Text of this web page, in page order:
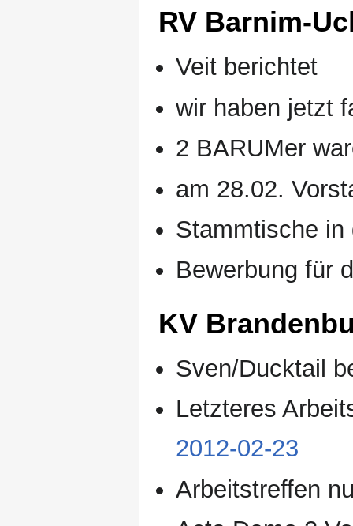
RV Barnim-
Veit berichtet
wir haben jetzt
2 BARUMer
am 28.02.
Stammtische in
Bewerbung für
KV
Sven/Ducktail
Letzteres
2012-02-23
Arbeitstreffen